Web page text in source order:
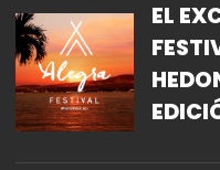
EL